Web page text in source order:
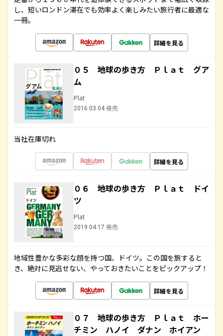
し、短いロンドン滞在でも効率よく楽しみたい旅行者に最適な
一冊。
詳細を見る
０５ 地球の歩き方 Ｐｌａｔ グア
ム
Plat
2016.03.04 発売
当社在庫切れ
詳細を見る
０６ 地球の歩き方 Ｐｌａｔ ドイ
ツ
Plat
2019.04.17 発売
地域性豊かな多彩な顔を持つ国、ドイツ。この国を旅すると
き、絶対に見逃せない、やっておきたいことをピックアップ！
詳細を見る
０７ 地球の歩き方 Ｐｌａｔ ホー
チミン ハノイ ダナン ホイアン